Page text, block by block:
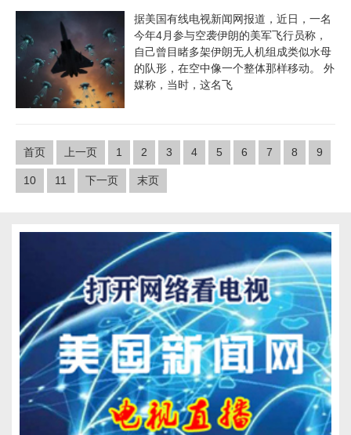
据美国有线电视新闻网报道，近日，一名
今年4月参与空袭伊朗的美军飞行员称，
自己曾目睹多架伊朗无人机组成类似水母
的队形，在空中像一个整体那样移动。 外
媒称，当时，这名飞
首页 上一页 1 2 3 4 5 6 7 8 9
10 11 下一页 末页